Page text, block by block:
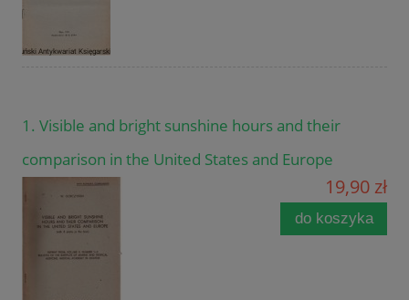
1. Visible and bright sunshine hours and their
comparison in the United States and Europe
19,90 zł
do koszyka